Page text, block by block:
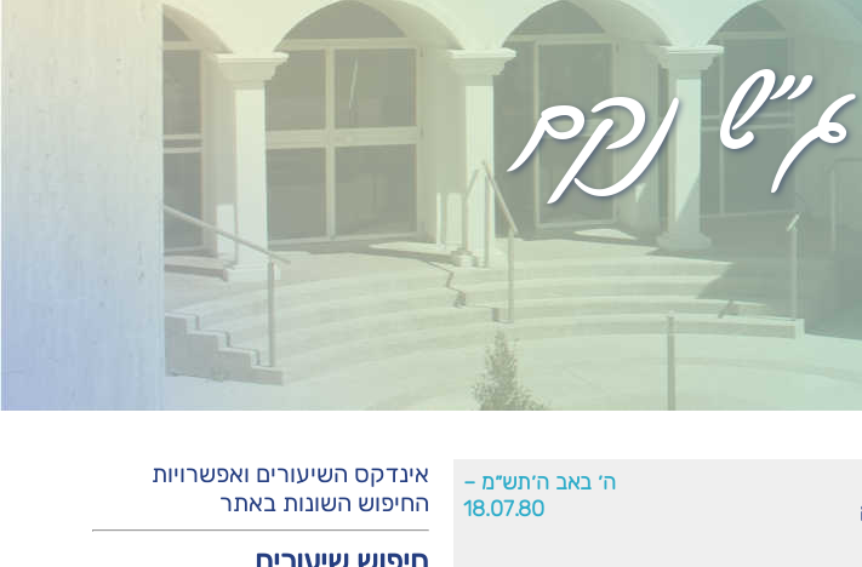
ג"ש נקם
ה׳ באב ה׳תש״מ –
18.07.80
אינדקס השיעורים ואפשרויות
החיפוש השונות באתר